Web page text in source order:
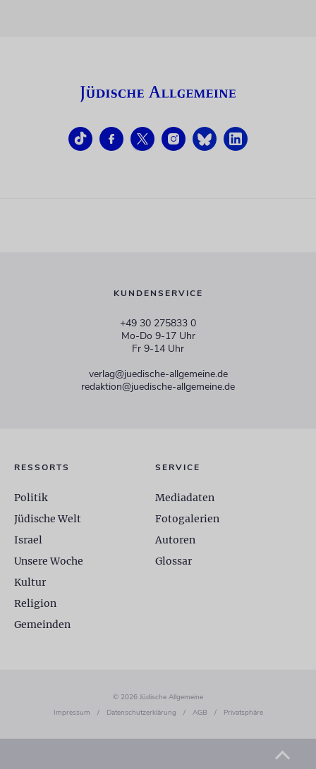
KUNDENSERVICE
+49 30 275833 0
Mo-Do 9-17 Uhr
Fr 9-14 Uhr
verlag@juedische-allgemeine.de
redaktion@juedische-allgemeine.de
RESSORTS
Politik
Jüdische Welt
Israel
Unsere Woche
Kultur
Religion
Gemeinden
SERVICE
Mediadaten
Fotogalerien
Autoren
Glossar
© 2026 Jüdische Allgemeine
Impressum
/ Datenschutzerklärung / AGB / Privatsphäre